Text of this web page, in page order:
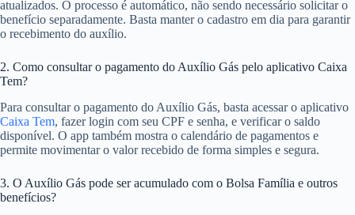
atualizados. O processo é automático, não sendo necessário solicitar o
benefício separadamente. Basta manter o cadastro em dia para garantir
o recebimento do auxílio.
2. Como consultar o pagamento do Auxílio Gás pelo aplicativo Caixa
Tem?
Para consultar o pagamento do Auxílio Gás, basta acessar o aplicativo
Caixa Tem, fazer login com seu CPF e senha, e verificar o saldo
disponível. O app também mostra o calendário de pagamentos e
permite movimentar o valor recebido de forma simples e segura.
3. O Auxílio Gás pode ser acumulado com o Bolsa Família e outros
benefícios?